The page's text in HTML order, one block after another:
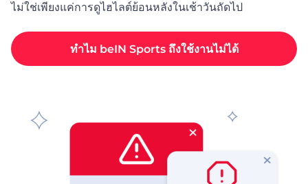
ไม่ใช่เพียงแค่การดูไฮไลต์ย้อนหลังในเช้าวันถัดไป
ทำไม beIN Sports ถึงใช้งานไม่ได้